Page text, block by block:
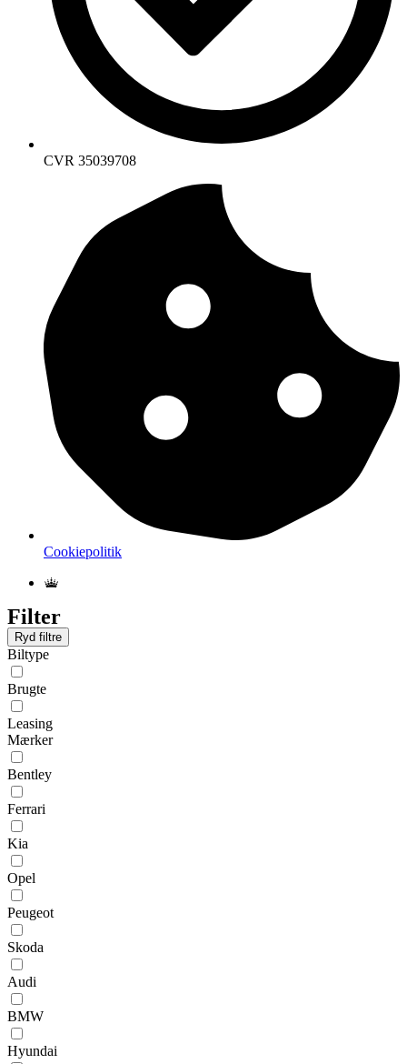
CVR 35039708
Cookiepolitik
Filter
Ryd filtre
Biltype
Brugte
Leasing
Mærker
Bentley
Ferrari
Kia
Opel
Peugeot
Skoda
Audi
BMW
Hyundai